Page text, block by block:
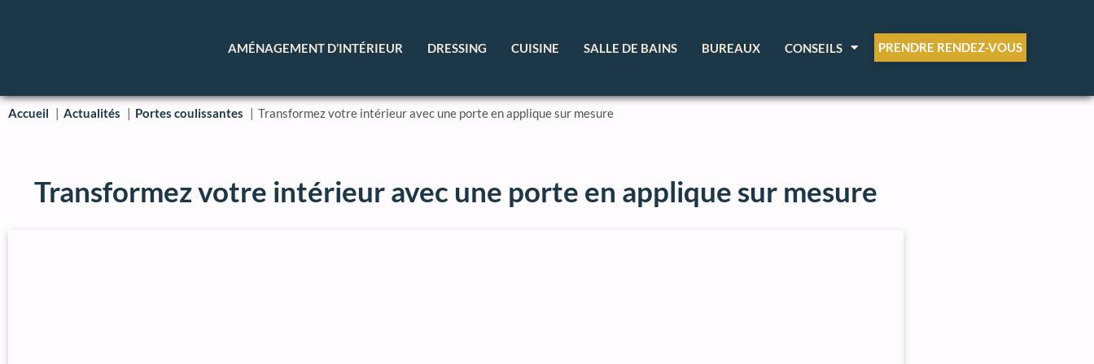
AMÉNAGEMENT D’INTÉRIEUR DRESSING CUISINE SALLE DE BAINS BUREAUX CONSEILS PRENDRE RENDEZ-VOUS
Accueil Actualités Portes coulissantes Transformez votre intérieur avec une porte en applique sur mesure
Transformez votre intérieur avec une porte en applique sur mesure